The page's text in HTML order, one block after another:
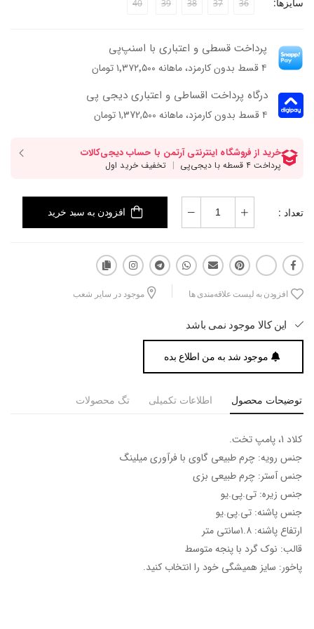
36
37
38
39
40
پرداخت قسطی و اعتباری با اسنپ‌پی
۴ قسط بدون کارمزد، ماهانه ۱٬۳۷۲٬۵۰۰ تومان
درگاه پرداخت اقساطی و اعتباری دیجی پی
۴ قسط بدون کارمزد، ماهانه 1,372,500 تومان
تعداد : افزودن به سبد خرید
افزودن به لیست علاقه‌مندی ها موجود در سایر شعب
این کالا موجود نمی باشد
موجود شد به من اطلاع بده
توضیحات محصول اطلاعات تکمیلی تگ محصولات
کلاد 1، پامپ تخت.
جنس رویه: چرم طبیعی گاوی با فرآوری میلینگ
جنس آستر: چرم طبیعی بزی
جنس زیره: تی.پی.یو
جنس پاشنه: تی.پی.یو
ارتفاع پاشنه: ۱.۸سانتی متر
قالب: نوک گرد با پنجه متوسط
پاخور: سایز همیشگی خود را انتخاب کنید.